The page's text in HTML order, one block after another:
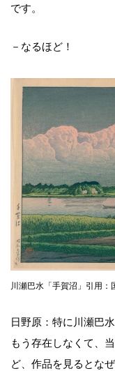
です。
－なるほど！
川瀬巴水「手賀沼」引用：
日野原：特に川瀬巴
もう存在しなくて、
ど、作品を見るとな